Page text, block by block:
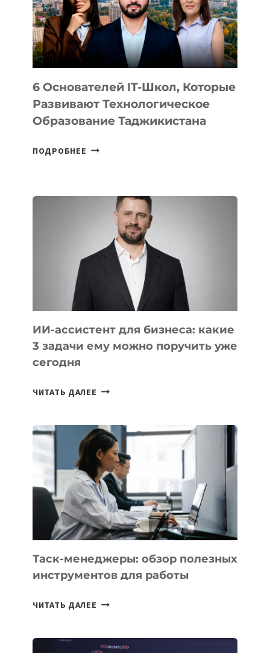
УСТРОЙСТВА
ОТ
OPENAI
6 Основателей IT-Школ, Которые
Развивают Технологическое
Образование Таджикистана
ПОДРОБНЕЕ 6
КОТОРЫЕ
РАЗВИВАЮТ
ТЕХНОЛОГИЧЕСКОЕ
ОБРАЗОВАНИЕ
ТАДЖИКИСТАНА
ИИ-ассистент для бизнеса: какие
3 задачи ему можно поручить уже
сегодня
ЧИТАТЬ ДАЛЕЕ ИИ-
БИЗНЕСА:
КАКИЕ
3
ЗАДАЧИ
ЕМУ
МОЖНО
ПОРУЧИТЬ
УЖЕ
СЕГОДНЯ
Таск-менеджеры: обзор полезных
инструментов для работы
ЧИТАТЬ ДАЛЕЕ ТАСК-
ПОЛЕЗНЫХ